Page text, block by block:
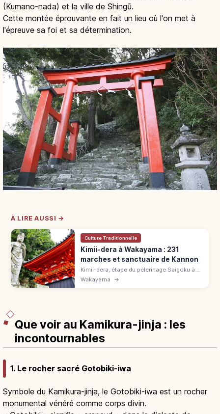
(Kumano-nada) et la ville de Shingū.
Cette montée éprouvante en fait un lieu où l'on met à
l'épreuve sa foi et sa détermination.
À LIRE AUSSI →
Culture Traditionnelle
Kimii-dera à Wakayama : 231
marches et sanctuaire de Kannon
Kimii-dera, étape du pèlerinage Saigoku à
Wakayama, offre 231 marches, sources
sacrées et grande statue de Kannon. Guide
Wakayama →
Que voir au Kamikura-jinja : les
incontournables
1. Le rocher sacré Gotobiki-iwa
Symbole du Kamikura-jinja, le Gotobiki-iwa est un rocher
monumental vénéré comme corps divin.